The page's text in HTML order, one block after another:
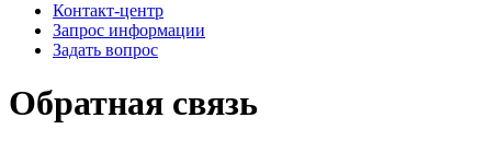
Контакт-центр
Запрос информации
Задать вопрос
Обратная связь